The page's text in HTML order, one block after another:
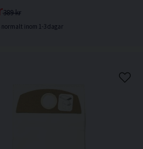
389 kr
inom 1-3 dagar